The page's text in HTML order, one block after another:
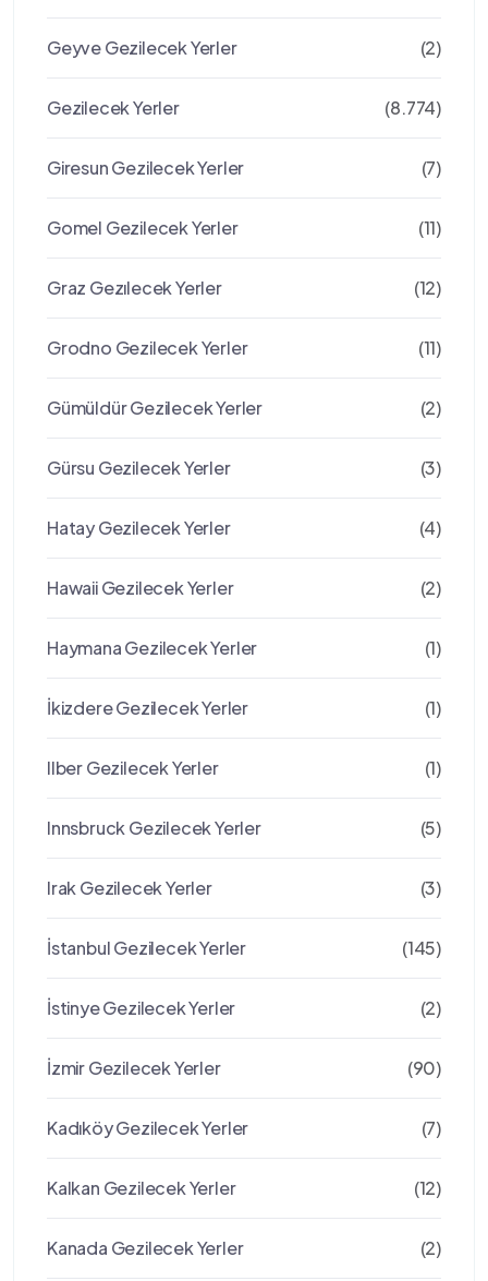
Geyve Gezilecek Yerler (2)
Gezilecek Yerler (8.774)
Giresun Gezilecek Yerler (7)
Gomel Gezilecek Yerler (11)
Graz Gezılecek Yerler (12)
Grodno Gezilecek Yerler (11)
Gümüldür Gezilecek Yerler (2)
Gürsu Gezilecek Yerler (3)
Hatay Gezilecek Yerler (4)
Hawaii Gezilecek Yerler (2)
Haymana Gezilecek Yerler (1)
İkizdere Gezilecek Yerler (1)
Ilber Gezilecek Yerler (1)
Innsbruck Gezilecek Yerler (5)
Irak Gezilecek Yerler (3)
İstanbul Gezilecek Yerler (145)
İstinye Gezilecek Yerler (2)
İzmir Gezilecek Yerler (90)
Kadıköy Gezilecek Yerler (7)
Kalkan Gezilecek Yerler (12)
Kanada Gezilecek Yerler (2)